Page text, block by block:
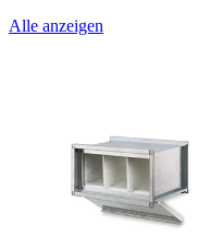
Alle anzeigen